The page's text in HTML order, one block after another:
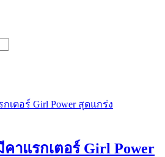
าแรกเตอร์ Girl Power